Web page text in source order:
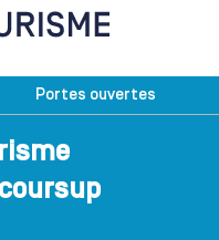
Portes ouvertes